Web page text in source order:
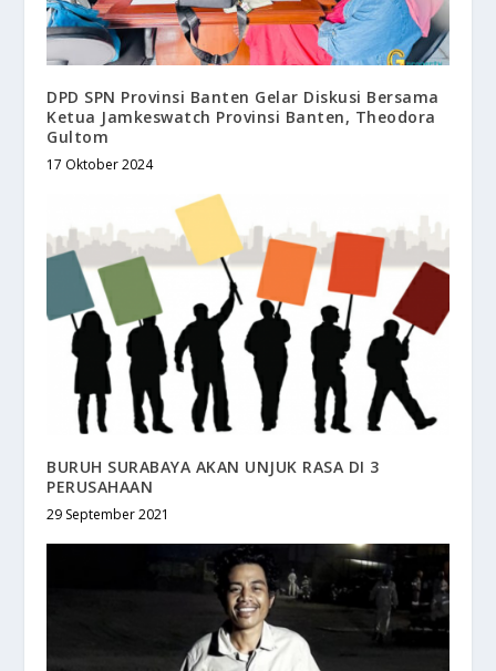
DPD SPN Provinsi Banten Gelar Diskusi Bersama
Ketua Jamkeswatch Provinsi Banten, Theodora
Gultom
17 Oktober 2024
BURUH SURABAYA AKAN UNJUK RASA DI 3
PERUSAHAAN
29 September 2021